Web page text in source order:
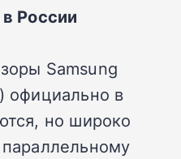
России
Samsung
официально в
но широко